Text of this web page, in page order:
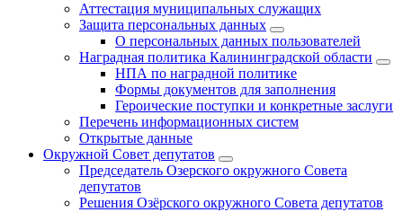
Аттестация муниципальных служащих
Защита персональных данных
О персональных данных пользователей
Наградная политика Калининградской области
НПА по наградной политике
Формы документов для заполнения
Героические поступки и конкретные заслуги
Перечень информационных систем
Открытые данные
Окружной Совет депутатов
Председатель Озерского окружного Совета
депутатов
Решения Озёрского окружного Совета депутатов